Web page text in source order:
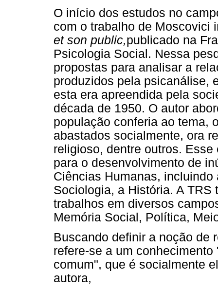
O início dos estudos no
com o trabalho de Moscovici
et son public,publicado na
Psicologia Social. Nessa
propostas para analisar a
produzidos pela psicanálise,
esta era apreendida pela
década de 1950. O autor
população conferia ao tema,
abastados socialmente, ora
religioso, dentre outros.
para o desenvolvimento de
Ciências Humanas,
Sociologia, a História. A
trabalhos em diversos
Memória Social, Política,
Buscando definir a noção de
refere-se a um
comum", que é socialmente
autora,